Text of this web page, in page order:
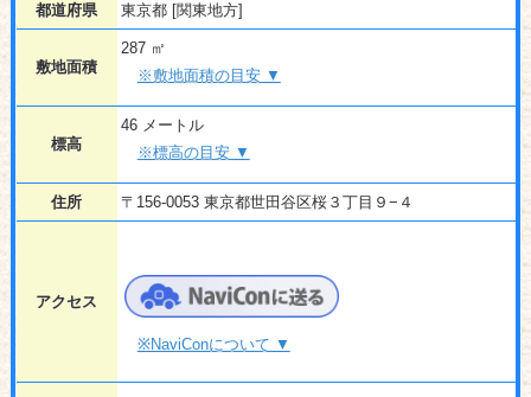
都道府県 東京都 [関東地方]
敷地面積
287 ㎡
※敷地面積の目安 ▼
標高
46 メートル
※標高の目安 ▼
住所 〒156-0053 東京都世田谷区桜３丁目９−４
アクセス
※NaviConについて ▼